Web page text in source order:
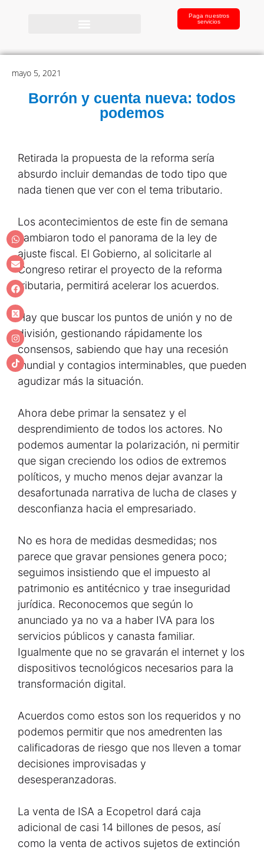
Paga nuestros
servicios
mayo 5, 2021
Borrón y cuenta nueva: todos
podemos
Retirada la propuesta de la reforma sería
absurdo incluir demandas de todo tipo que
nada tienen que ver con el tema tributario.
Los acontecimientos de este fin de semana
cambiaron todo el panorama de la ley de
ajuste fiscal. El Gobierno, al solicitarle al
Congreso retirar el proyecto de la reforma
tributaria, permitirá acelerar los acuerdos.
Hay que buscar los puntos de unión y no de
división, gestionando rápidamente los
consensos, sabiendo que hay una recesión
mundial y contagios interminables, que pueden
agudizar más la situación.
Ahora debe primar la sensatez y el
desprendimiento de todos los actores. No
podemos aumentar la polarización, ni permitir
que sigan creciendo los odios de extremos
políticos, y mucho menos dejar avanzar la
desafortunada narrativa de lucha de clases y
desconfianza hacia el empresariado.
No es hora de medidas desmedidas; nos
parece que gravar pensiones genera poco;
seguimos insistiendo que el impuesto al
patrimonio es antitécnico y trae inseguridad
jurídica. Reconocemos que según lo
anunciado ya no va a haber IVA para los
servicios públicos y canasta familiar.
Igualmente que no se gravarán el internet y los
dispositivos tecnológicos necesarios para la
transformación digital.
Acuerdos como estos son los requeridos y no
podemos permitir que nos amedrenten las
calificadoras de riesgo que nos lleven a tomar
decisiones improvisadas y
desesperanzadoras.
La venta de ISA a Ecopetrol dará caja
adicional de casi 14 billones de pesos, así
como la venta de activos sujetos de extinción